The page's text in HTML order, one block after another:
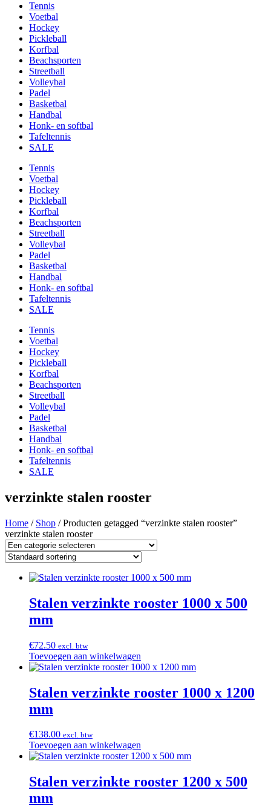
Tennis
Voetbal
Hockey
Pickleball
Korfbal
Beachsporten
Streetball
Volleybal
Padel
Basketbal
Handbal
Honk- en softbal
Tafeltennis
SALE
Tennis
Voetbal
Hockey
Pickleball
Korfbal
Beachsporten
Streetball
Volleybal
Padel
Basketbal
Handbal
Honk- en softbal
Tafeltennis
SALE
Tennis
Voetbal
Hockey
Pickleball
Korfbal
Beachsporten
Streetball
Volleybal
Padel
Basketbal
Handbal
Honk- en softbal
Tafeltennis
SALE
verzinkte stalen rooster
Home / Shop / Producten getagged “verzinkte stalen rooster”
verzinkte stalen rooster
Stalen verzinkte rooster 1000 x 500
mm
€72.50 excl. btw
Toevoegen aan winkelwagen
Stalen verzinkte rooster 1000 x 1200
mm
€138.00 excl. btw
Toevoegen aan winkelwagen
Stalen verzinkte rooster 1200 x 500
mm